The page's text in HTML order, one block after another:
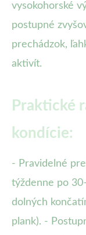
vysokohorské
postupné
prechádzok,
aktivít.
Praktické
kondície:
- Pravidelné
týždenne po
dolných
plank). -